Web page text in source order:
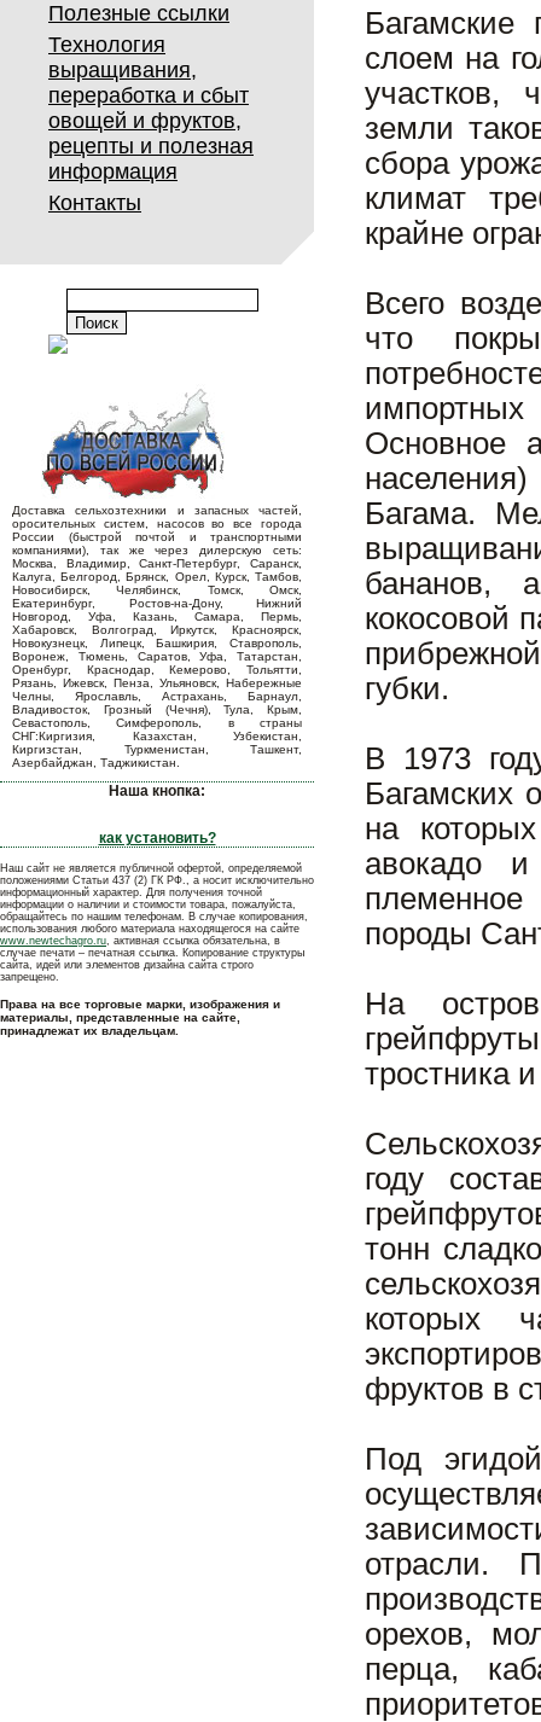
Полезные ссылки
Технология
выращивания,
переработка и сбыт
овощей и фруктов,
рецепты и полезная
информация
Контакты
Доставка сельхозтехники и запасных частей,
оросительных систем, насосов во все города
России (быстрой почтой и транспортными
компаниями), так же через дилерскую сеть:
Москва, Владимир, Санкт-Петербург, Саранск,
Калуга, Белгород, Брянск, Орел, Курск, Тамбов,
Новосибирск, Челябинск, Томск, Омск,
Екатеринбург, Ростов-на-Дону, Нижний
Новгород, Уфа, Казань, Самара, Пермь,
Хабаровск, Волгоград, Иркутск, Красноярск,
Новокузнецк, Липецк, Башкирия, Ставрополь,
Воронеж, Тюмень, Саратов, Уфа, Татарстан,
Оренбург, Краснодар, Кемерово, Тольятти,
Рязань, Ижевск, Пенза, Ульяновск, Набережные
Челны, Ярославль, Астрахань, Барнаул,
Владивосток, Грозный (Чечня), Тула, Крым,
Севастополь, Симферополь, в страны
СНГ:Киргизия, Казахстан, Узбекистан,
Киргизстан, Туркменистан, Ташкент,
Азербайджан, Таджикистан.
Наша кнопка:
как установить?
Наш сайт не является публичной офертой, определяемой
положениями Статьи 437 (2) ГК РФ., а носит исключительно
информационный характер. Для получения точной
информации о наличии и стоимости товара, пожалуйста,
обращайтесь по нашим телефонам. В случае копирования,
использования любого материала находящегося на сайте
www.newtechagro.ru, активная ссылка обязательна, в
случае печати – печатная ссылка. Копирование структуры
сайта, идей или элементов дизайна сайта строго
запрещено.
Права на все торговые марки, изображения и
материалы, представленные на сайте,
принадлежат их владельцам.
Багамские
слоем на
участков,
земли
сбора
климат
крайне
Всего
что
Основное
Багама.
бананов,
кокосовой
губки.
В 1973
Багамских
на
авокадо
породы
На
тростника
году
тонн
которых
фруктов в
Под
отрасли.
орехов,
перца,